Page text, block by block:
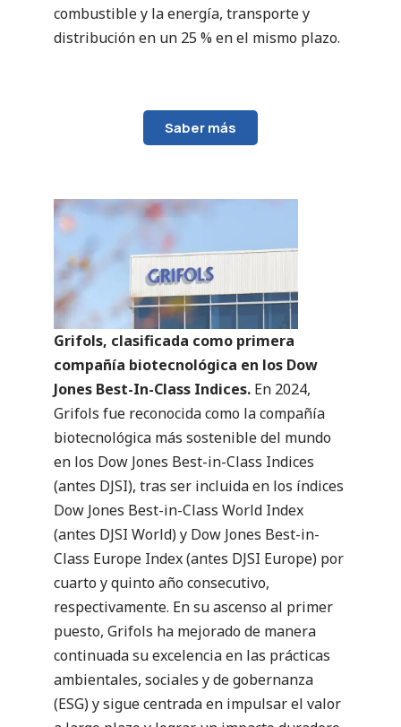
Grifols, clasificada como primera
compañía biotecnológica en los Dow
Jones Best-In-Class Indices. En 2024,
Grifols fue reconocida como la compañía
biotecnológica más sostenible del mundo
en los Dow Jones Best-in-Class Indices
(antes DJSI), tras ser incluida en los índices
Dow Jones Best-in-Class World Index
(antes DJSI World) y Dow Jones Best-in-
Class Europe Index (antes DJSI Europe) por
cuarto y quinto año consecutivo,
respectivamente. En su ascenso al primer
puesto, Grifols ha mejorado de manera
continuada su excelencia en las prácticas
ambientales, sociales y de gobernanza
(ESG) y sigue centrada en impulsar el valor
combustible y la energía, transporte y
distribución en un 25 % en el mismo plazo.
Saber más